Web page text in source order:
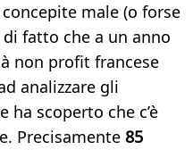
male (o forse
fatto che a un anno
non profit francese
analizzare gli
ha scoperto che c’è
Precisamente 85